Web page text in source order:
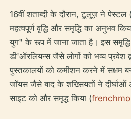
16वीं शताब्दी के दौरान, टूलूज़ ने पेस्टल
महत्वपूर्ण वृद्धि और समृद्धि का अनुभव
युग" के रूप में जाना जाता है। इस
डी'ऑरलियन्स जैसे लोगों को भव्य प्रवेश
पुस्तकालयों को कमीशन करने में सक्षम
जॉयस जैसे बाद के शख्सियतों ने
साइट को और समृद्ध किया (